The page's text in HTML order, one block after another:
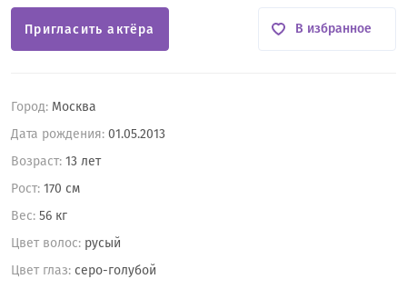
Город: Москва
Дата рождения: 01.05.2013
Возраст: 13 лет
Рост: 170 см
Вес: 56 кг
Цвет волос: русый
Цвет глаз: серо-голубой
Пригласить актёра В избранное